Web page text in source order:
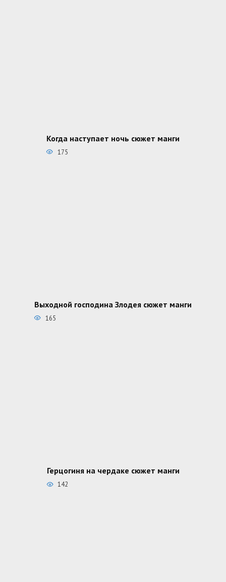
Когда наступает ночь сюжет манги
175
Выходной господина Злодея сюжет манги
165
Герцогиня на чердаке сюжет манги
142